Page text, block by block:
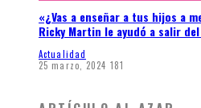
«¿Vas a enseñar a tus hijos a
Ricky Martin le ayudó a salir
Actualidad
25 marzo, 2024 181